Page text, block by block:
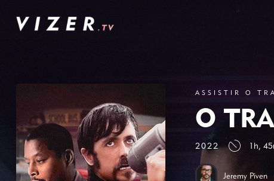
ASSISTIR O
O
2022 1h,
Jeremy Piven